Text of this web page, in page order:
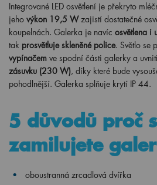
Integrované LED osvětlení je překryto
jeho výkon 19,5 W zajistí dostatečné
koupelnách. Galerka je navíc osvětlena i
tak prosvětluje skleněné police. Světlo se
vypínačem ve spodní části galerky a
zásuvku (230 W), díky které bude
pohodlnější. Galerka splňuje krytí IP 44.
5 důvodů proč
zamilujete
oboustranná zrcadlová dvířka